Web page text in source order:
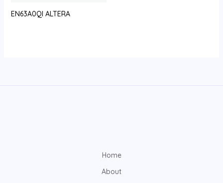
EN63A0QI ALTERA
Home
About